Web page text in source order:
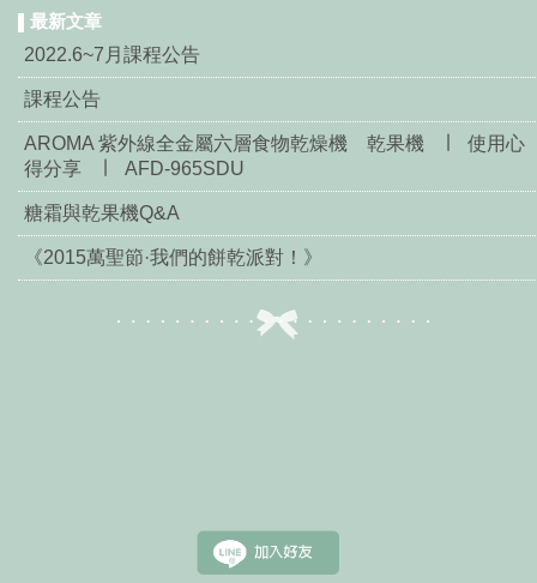
最新文章
2022.6~7月課程公告
課程公告
AROMA 紫外線全金屬六層食物乾燥機 乾果機 ∣ 使用心
得分享 ∣ AFD-965SDU
糖霜與乾果機Q&A
《2015萬聖節·我們的餅乾派對！》